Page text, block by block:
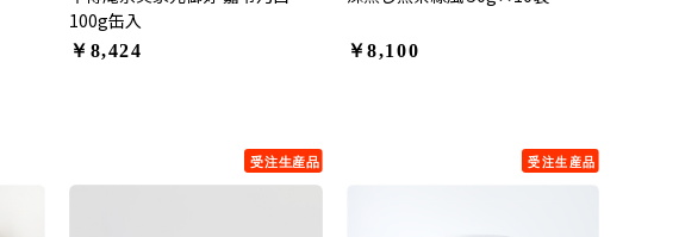
100g缶入
￥8,424 ￥8,100